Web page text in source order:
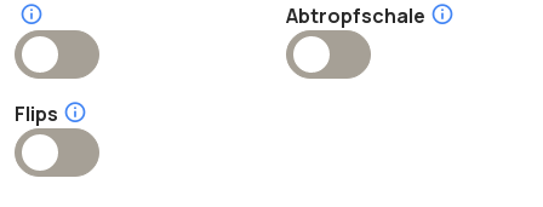
Abtropfschale
Flips